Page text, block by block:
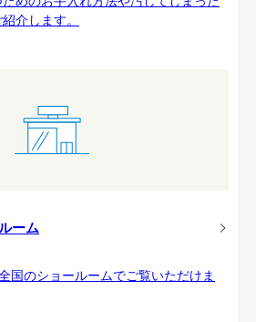
介します。
ーム
国のショールームでご覧いただけま